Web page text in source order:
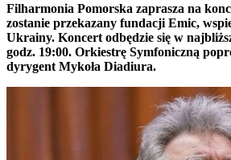
Filharmonia Pomorska zaprasza na
zostanie przekazany fundacji Emic,
Ukrainy. Koncert odbędzie się w
godz. 19:00. Orkiestrę Symfoniczną
dyrygent Mykoła Diadiura.